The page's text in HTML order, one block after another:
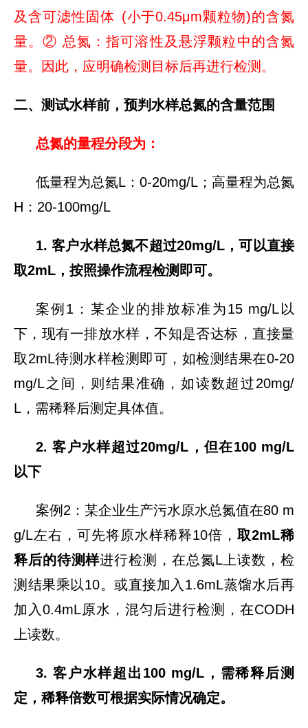
及含可滤性固体 (小于0.45μm颗粒物)的含氮
量。② 总氮：指可溶性及悬浮颗粒中的含氮
量。因此，应明确检测目标后再进行检测。
二、测试水样前，预判水样总氮的含量范围
总氮的量程分段为：
低量程为总氮L：0-20mg/L；高量程为总氮
H：20-100mg/L
1. 客户水样总氮不超过20mg/L，可以直接
取2mL，按照操作流程检测即可。
案例1：某企业的排放标准为15 mg/L以
下，现有一排放水样，不知是否达标，直接量
取2mL待测水样检测即可，如检测结果在0-20
mg/L之间，则结果准确，如读数超过20mg/
L，需稀释后测定具体值。
2. 客户水样超过20mg/L，但在100 mg/L
以下
案例2：某企业生产污水原水总氮值在80 m
g/L左右，可先将原水样稀释10倍， 取2mL稀
释后的待测样进行检测，在总氮L上读数，检
测结果乘以10。或直接加入1.6mL蒸馏水后再
加入0.4mL原水，混匀后进行检测，在CODH
上读数。
3. 客户水样超出100 mg/L，需稀释后测
定，稀释倍数可根据实际情况确定。